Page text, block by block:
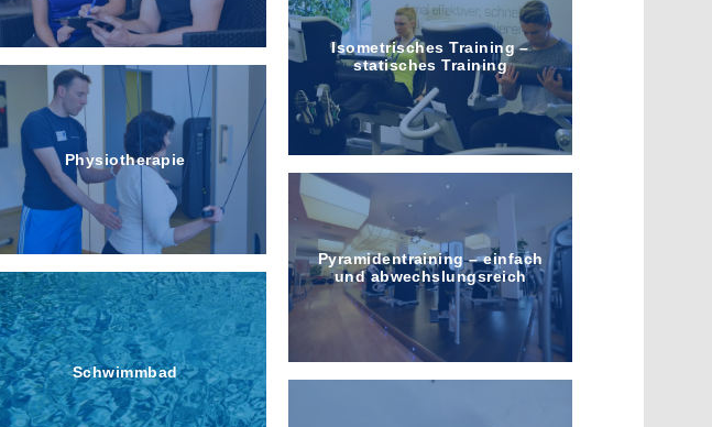
Physiotherapie
Schwimmbad
Iso­metrisches Training –
statisches Training
Pyramiden­training – einfach
und abwechslungs­reich